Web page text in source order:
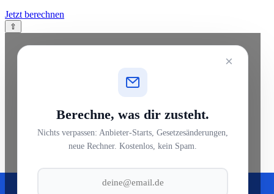
Wir nutzen Cookies zur Verbesserung (
Jetzt berechnen
⇧
×
Berechne, was dir zusteht.
Nichts verpassen: Anbieter-Starts, Gesetzesänderungen,
neue Rechner. Kostenlos, kein Spam.